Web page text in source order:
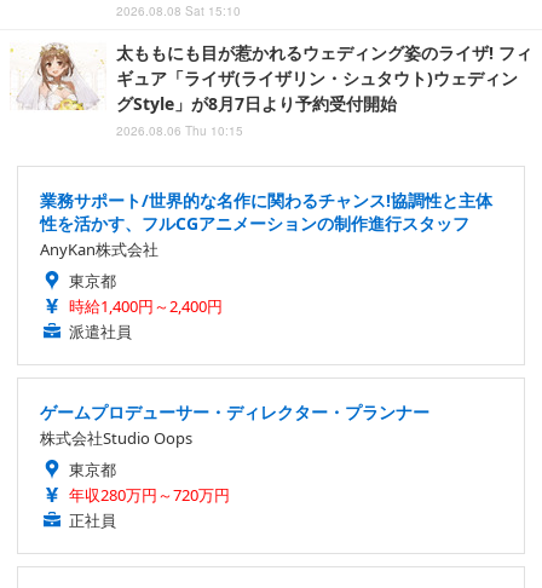
2026.08.08 Sat 15:10
太ももにも目が惹かれるウェディング姿のライザ! フィ
ギュア「ライザ(ライザリン・シュタウト)ウェディン
グStyle」が8月7日より予約受付開始
2026.08.06 Thu 10:15
業務サポート/世界的な名作に関わるチャンス!協調性と主体
性を活かす、フルCGアニメーションの制作進行スタッフ
AnyKan株式会社
東京都
時給1,400円～2,400円
派遣社員
ゲームプロデューサー・ディレクター・プランナー
株式会社Studio Oops
東京都
年収280万円～720万円
正社員